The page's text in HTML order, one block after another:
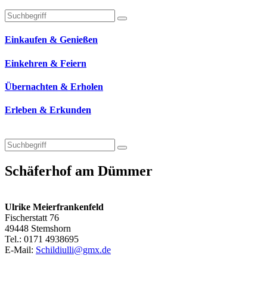
Technisches Feld: Suchfeld
Technisches Feld: Suchbutton
Suche absenden
Einkaufen & Genießen
Einkehren & Feiern
Übernachten & Erholen
Erleben & Erkunden
Schäferhof am Dümmer
Ulrike Meierfrankenfeld
Fischerstatt 76
49448 Stemshorn
Tel.: 0171 4938695
E-Mail: Schildiulli@gmx.de